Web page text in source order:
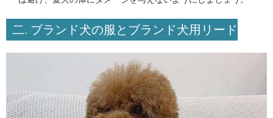
二. ブランド犬の服とブランド犬用リード
の選び方